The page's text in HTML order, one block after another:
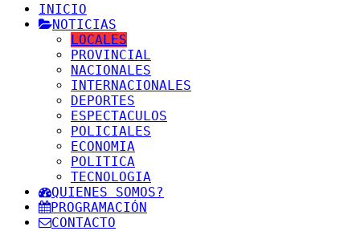
INICIO
NOTICIAS
LOCALES
PROVINCIAL
NACIONALES
INTERNACIONALES
DEPORTES
ESPECTACULOS
POLICIALES
ECONOMIA
POLITICA
TECNOLOGIA
QUIENES SOMOS?
PROGRAMACIÓN
CONTACTO